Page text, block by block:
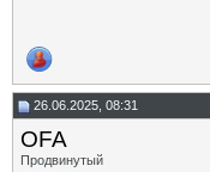
26.06.2025, 08:31
OFA
Продвинутый